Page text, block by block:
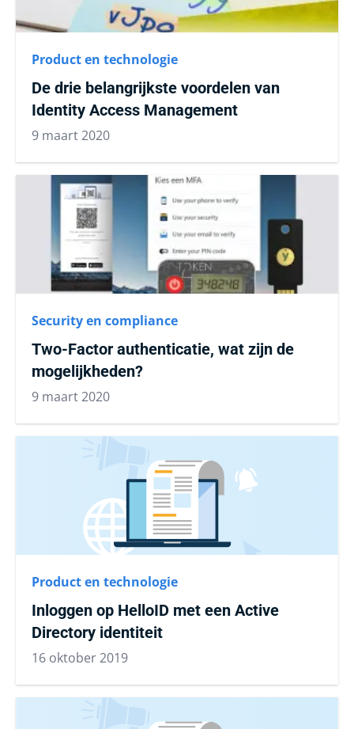
Product en technologie
De drie belangrijkste voordelen van
Identity Access Management
9 maart 2020
Security en compliance
Two-Factor authenticatie, wat zijn de
mogelijkheden?
9 maart 2020
Product en technologie
Inloggen op HelloID met een Active
Directory identiteit
16 oktober 2019